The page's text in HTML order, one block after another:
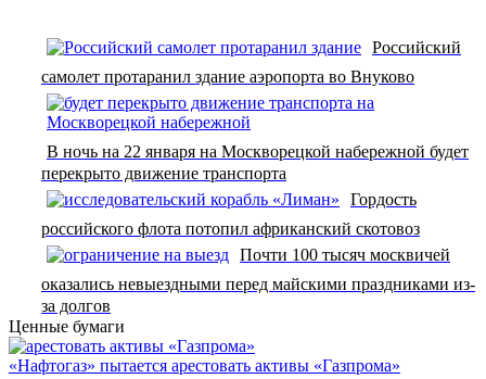
Российский
самолет протаранил здание аэропорта во Внуково
В ночь на 22 января на Москворецкой набережной будет
перекрыто движение транспорта
Гордость
российского флота потопил африканский скотовоз
Почти 100 тысяч москвичей
оказались невыездными перед майскими праздниками из-
за долгов
Ценные бумаги
«Нафтогаз» пытается арестовать активы «Газпрома»